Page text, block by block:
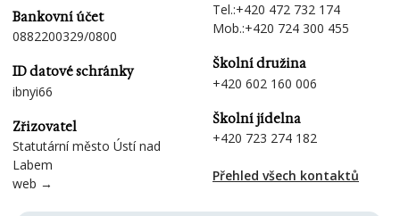
Bankovní účet
0882200329/0800
ID datové schránky
ibnyi66
Zřizovatel
Statutární město Ústí nad
Labem
web →
Tel.:+420 472 732 174
Mob.:+420 724 300 455
Školní družina
+420 602 160 006
Školní jídelna
+420 723 274 182
Přehled všech kontaktů